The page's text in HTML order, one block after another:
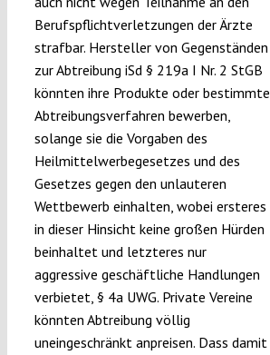
Berufspflichtverletzungen der Ärzte
strafbar. Hersteller von Gegenständen
zur Abtreibung iSd § 219a I Nr. 2 StGB
könnten ihre Produkte oder bestimmte
Abtreibungsverfahren bewerben,
solange sie die Vorgaben des
Heilmittelwerbegesetzes und des
Gesetzes gegen den unlauteren
Wettbewerb einhalten, wobei ersteres
in dieser Hinsicht keine großen Hürden
beinhaltet und letzteres nur
aggressive geschäftliche Handlungen
verbietet, § 4a UWG. Private Vereine
könnten Abtreibung völlig
uneingeschränkt anpreisen. Dass damit